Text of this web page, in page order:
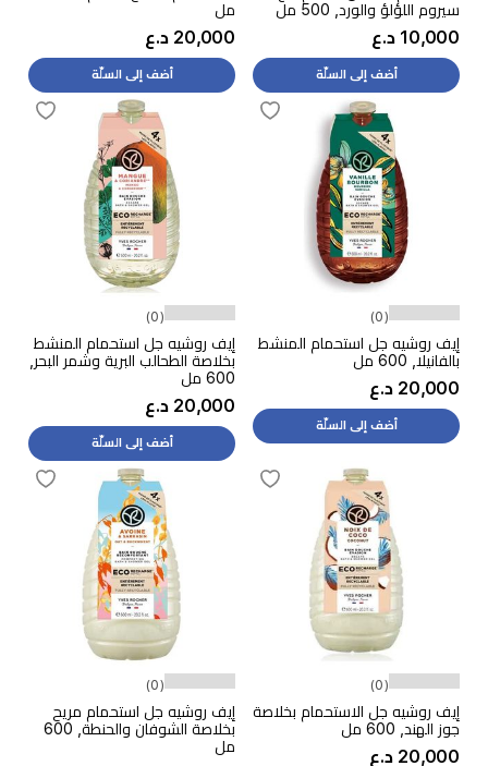
سيروم اللؤلؤ والورد, 500 مل
10,000 د.ع
أضف إلى السلّة
مل
20,000 د.ع
أضف إلى السلّة
(0)
إيف روشيه جل استحمام المنشط
بالفانيلا, 600 مل
20,000 د.ع
أضف إلى السلّة
(0)
إيف روشيه جل استحمام المنشط
بخلاصة الطحالب البرية وشمر البحر,
600 مل
20,000 د.ع
أضف إلى السلّة
(0)
إيف روشيه جل الاستحمام بخلاصة
جوز الهند, 600 مل
20,000 د.ع
(0)
إيف روشيه جل استحمام مريح
بخلاصة الشوفان والحنطة, 600
مل